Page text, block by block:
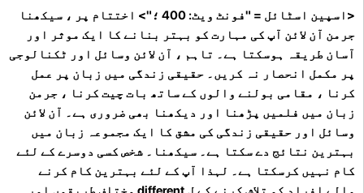
<اسپین اسٹائل = "فونٹ ویٹ: 400 ؛"> اختتام پر ، سیکھنا
جرمن آن لائن آپ کی مہارت کو بہتر بنانے کا ایک موثر اور
آسان طریقہ ہوسکتا ہے۔ تاہم ، آن لائن وسائل اور ٹکنالوجی
پر مکمل انحصار نہ کریں۔ حقیقی زندگی میں زبان پر عمل
کرنا ، مقامی بولنے والوں کے ساتھ بات چیت کرنا ، جرمن
زبان میں فلمیں پڑھنا اور دیکھنا بھی ضروری ہے۔ آن لائن
وسائل اور حقیقی زندگی کی مشق کا ایک مجموعہ زبان میں
بہترین نتائج دے سکتا ہے۔ سیکھنا۔ شخص کسی دوسرے کے لئے
کام نہیں کرسکتا ہے۔ لہذا آپ کے لئے بہترین کام کرنے